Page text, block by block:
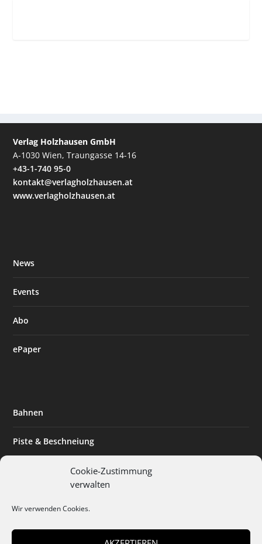
Cookie-Zustimmung
verwalten
Wir verwenden Cookies.
Verlag Holzhausen GmbH
A-1030 Wien, Traungasse 14-16
+43-1-740 95-0
kontakt@verlagholzhausen.at
www.verlagholzhausen.at
News
Events
Abo
ePaper
Bahnen
Piste & Beschneiung
Expertise & Technik